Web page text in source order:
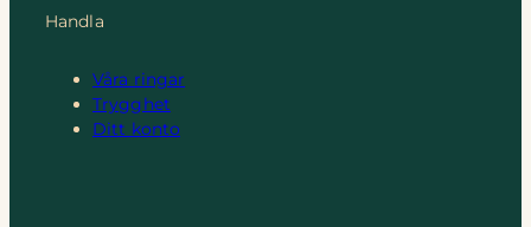
Handla
Våra ringar
Trygghet
Ditt konto